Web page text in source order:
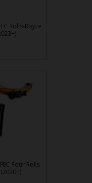
Rolls-Royce
Pour Rolls